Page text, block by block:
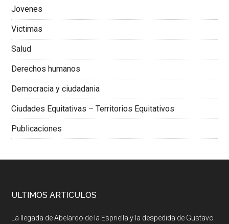
Jovenes
Victimas
Salud
Derechos humanos
Democracia y ciudadania
Ciudades Equitativas – Territorios Equitativos
Publicaciones
ULTIMOS ARTICULOS
La llegada de Abelardo de la Espriella y la despedida de Gustavo